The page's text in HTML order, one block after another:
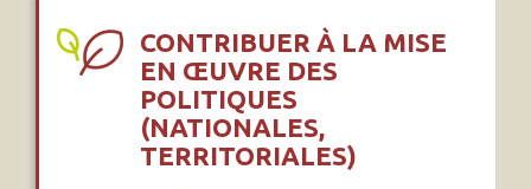
CONTRIBUER À LA MISE
EN ŒUVRE DES
POLITIQUES
(NATIONALES,
TERRITORIALES)